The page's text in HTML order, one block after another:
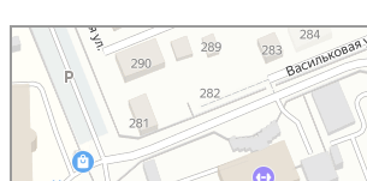
Shakar Palace
Гостиница в Москве и Московской области